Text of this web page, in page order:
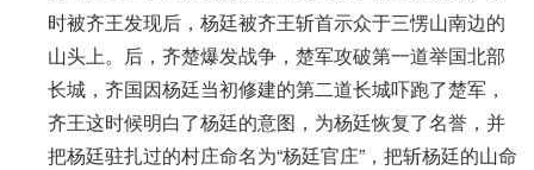
时被齐王发现后，杨廷被齐王斩首示众于三愣山南边的
山头上。后，齐楚爆发战争，楚军攻破第一道举国北部
长城，齐国因杨廷当初修建的第二道长城吓跑了楚军，
齐王这时候明白了杨廷的意图，为杨廷恢复了名誉，并
把杨廷驻扎过的村庄命名为“杨廷官庄”，把斩杨廷的山命